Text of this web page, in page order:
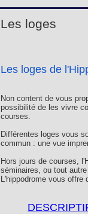
Les loges
Les loges de
Non content de vous
possibilité de les vivre
courses.
Différentes loges vous
commun : une vue
Hors jours de courses,
séminaires, ou tout
L'hippodrome vous